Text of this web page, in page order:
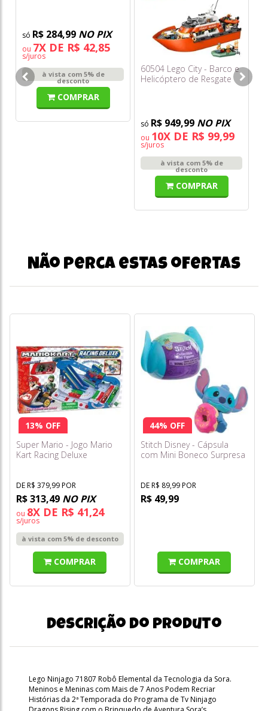
R$ 284,99 NO PIX
ou 7X DE R$ 42,85
s/juros
à vista com 5% de
desconto
COMPRAR
60504 Lego City - Barco e
Helicóptero de Resgate
R$ 949,99 NO PIX
ou 10X DE R$ 99,99
s/juros
à vista com 5% de
desconto
COMPRAR
Não perca estas ofertas
13% OFF
Super Mario - Jogo Mario
Kart Racing Deluxe
DE R$ 379,99 POR
R$ 313,49 NO PIX
ou 8X DE R$ 41,24
s/juros
à vista com 5% de desconto
COMPRAR
44% OFF
Stitch Disney - Cápsula
com Mini Boneco Surpresa
DE R$ 89,99 POR
R$ 49,99
COMPRAR
Descrição do produto
Lego Ninjago 71807 Robô Elemental da Tecnologia da Sora.
Meninos e Meninas com Mais de 7 Anos Podem Recriar
Histórias da 2ª Temporada do Programa de Tv Ninjago